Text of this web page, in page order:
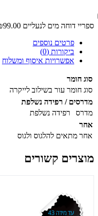
ספריי דוחה מים לנעליים PEDAG WATERPROOFER
פרטים נוספים
ביקורות (0)
אפשרויות איסוף ומשלוח
סוג חומר
סוג חומר עור בשילוב לייקרה
מדרסים / רפידה נשלפת
מדרס
רפידה נשלפת
אחר
אחר מתאים להלגוס ולגוס
מוצרים קשורים